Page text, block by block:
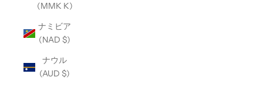
(MMK K)
ナミビア
(NAD $)
ナウル
(AUD $)